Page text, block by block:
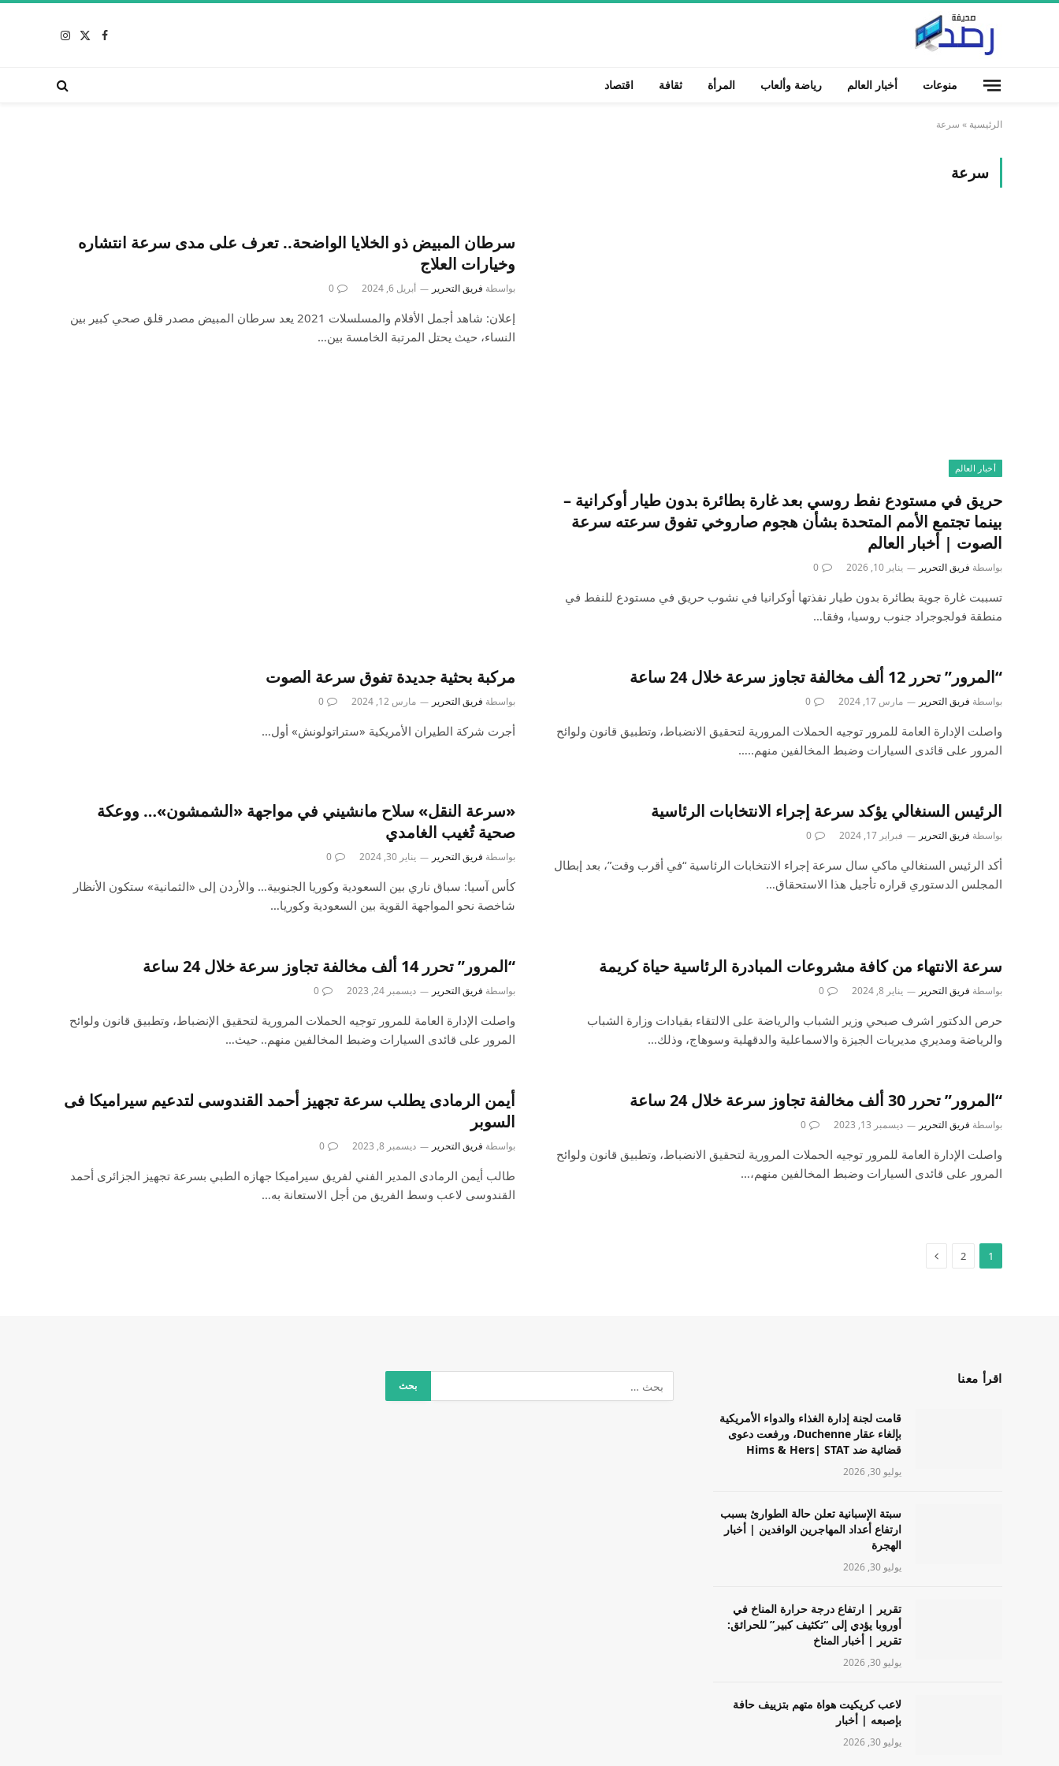
فيسبوك
X
الانستغرام
منوعات أخبار العالم رياضة وألعاب المرأة ثقافة اقتصاد
الرئيسية » سرعة
سرعة
أخبار العالم
حريق في مستودع نفط روسي بعد غارة بطائرة بدون طيار أوكرانية –
بينما تجتمع الأمم المتحدة بشأن هجوم صاروخي تفوق سرعته سرعة
الصوت | أخبار العالم
بواسطة فريق التحرير يناير 10, 2026 0
تسببت غارة جوية بطائرة بدون طيار نفذتها أوكرانيا في نشوب حريق في مستودع للنفط في
منطقة فولجوجراد جنوب روسيا، وفقا…
سرطان المبيض ذو الخلايا الواضحة.. تعرف على مدى سرعة انتشاره
وخيارات العلاج
بواسطة فريق التحرير أبريل 6, 2024 0
إعلان: شاهد أجمل الأفلام والمسلسلات 2021 يعد سرطان المبيض مصدر قلق صحي كبير بين
النساء، حيث يحتل المرتبة الخامسة بين…
“المرور” تحرر 12 ألف مخالفة تجاوز سرعة خلال 24 ساعة
بواسطة فريق التحرير مارس 17, 2024 0
واصلت الإدارة العامة للمرور توجيه الحملات المرورية لتحقيق الانضباط، وتطبيق قانون ولوائح
المرور على قائدى السيارات وضبط المخالفين منهم..…
مركبة بحثية جديدة تفوق سرعة الصوت
بواسطة فريق التحرير مارس 12, 2024 0
أجرت شركة الطيران الأمريكية «ستراتولونش» أول…
الرئيس السنغالي يؤكد سرعة إجراء الانتخابات الرئاسية
بواسطة فريق التحرير فبراير 17, 2024 0
أكد الرئيس السنغالي ماكي سال سرعة إجراء الانتخابات الرئاسية “في أقرب وقت”، بعد إبطال
المجلس الدستوري قراره تأجيل هذا الاستحقاق…
«سرعة النقل» سلاح مانشيني في مواجهة «الشمشون»… ووعكة
صحية تُغيب الغامدي
بواسطة فريق التحرير يناير 30, 2024 0
كأس آسيا: سباق ناري بين السعودية وكوريا الجنوبية… والأردن إلى «الثمانية» ستكون الأنظار
شاخصة نحو المواجهة القوية بين السعودية وكوريا…
سرعة الانتهاء من كافة مشروعات المبادرة الرئاسية حياة كريمة
بواسطة فريق التحرير يناير 8, 2024 0
حرص الدكتور اشرف صبحي وزير الشباب والرياضة على الالتقاء بقيادات وزارة الشباب
والرياضة ومديري مديريات الجيزة والاسماعلية والدقهلية وسوهاج، وذلك…
“المرور” تحرر 14 ألف مخالفة تجاوز سرعة خلال 24 ساعة
بواسطة فريق التحرير ديسمبر 24, 2023 0
واصلت الإدارة العامة للمرور توجيه الحملات المرورية لتحقيق الإنضباط، وتطبيق قانون ولوائح
المرور على قائدى السيارات وضبط المخالفين منهم.. حيث…
“المرور” تحرر 30 ألف مخالفة تجاوز سرعة خلال 24 ساعة
بواسطة فريق التحرير ديسمبر 13, 2023 0
واصلت الإدارة العامة للمرور توجيه الحملات المرورية لتحقيق الانضباط، وتطبيق قانون ولوائح
المرور على قائدى السيارات وضبط المخالفين منهم،…
أيمن الرمادى يطلب سرعة تجهيز أحمد القندوسى لتدعيم سيراميكا فى
السوبر
بواسطة فريق التحرير ديسمبر 8, 2023 0
طالب أيمن الرمادى المدير الفني لفريق سيراميكا جهازه الطبي بسرعة تجهيز الجزائرى أحمد
القندوسى لاعب وسط الفريق من أجل الاستعانة به…
1
2
اقرأ معنا
قامت لجنة إدارة الغذاء والدواء الأمريكية
بإلغاء عقار Duchenne، ورفعت دعوى
قضائية ضد Hims & Hers| STAT
يوليو 30, 2026
سبتة الإسبانية تعلن حالة الطوارئ بسبب
ارتفاع أعداد المهاجرين الوافدين | أخبار
الهجرة
يوليو 30, 2026
تقرير | ارتفاع درجة حرارة المناخ في
أوروبا يؤدي إلى “تكثيف كبير” للحرائق:
تقرير | أخبار المناخ
يوليو 30, 2026
لاعب كريكيت هواة متهم بتزييف حافة
بإصبعه | أخبار
يوليو 30, 2026